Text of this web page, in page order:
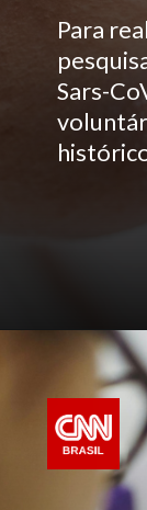
Para
Sars-